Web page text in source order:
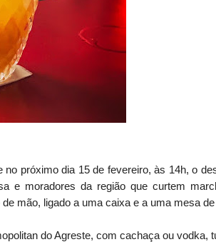
próximo dia 15 de fevereiro, às 14h, o
e moradores da região que curtem
mão, ligado a uma caixa e a uma mesa
do Agreste, com cachaça ou vodka,